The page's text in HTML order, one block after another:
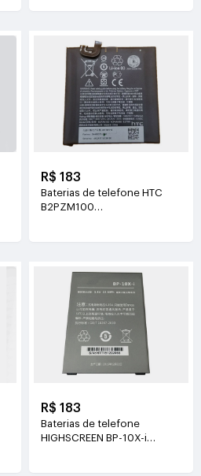
R$ 183
Baterias de telefone HTC
B2PZM100
R$ 183
Baterias de telefone
HIGHSCREEN BP-10X-i